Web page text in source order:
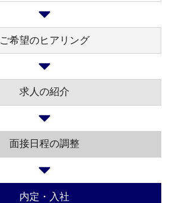
ご希望のヒアリング
求人の紹介
面接日程の調整
内定・入社